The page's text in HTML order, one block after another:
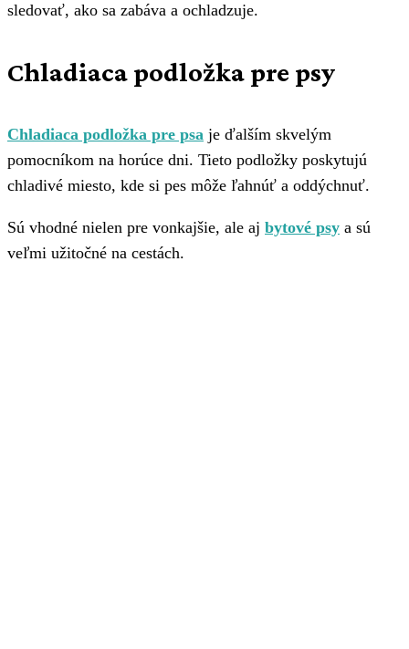
sledovať, ako sa zabáva a ochladzuje.
Chladiaca podložka pre psy
Chladiaca podložka pre psa je ďalším skvelým
pomocníkom na horúce dni. Tieto podložky poskytujú
chladivé miesto, kde si pes môže ľahnúť a oddýchnuť.
Sú vhodné nielen pre vonkajšie, ale aj bytové psy a sú
veľmi užitočné na cestách.